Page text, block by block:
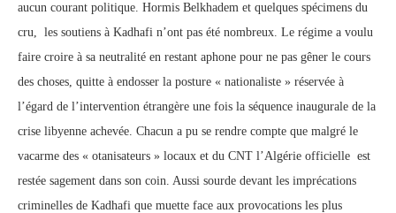
aucun courant politique. Hormis Belkhadem et quelques spécimens du
cru, les soutiens à Kadhafi n’ont pas été nombreux. Le régime a voulu
faire croire à sa neutralité en restant aphone pour ne pas gêner le cours
des choses, quitte à endosser la posture « nationaliste » réservée à
l’égard de l’intervention étrangère une fois la séquence inaugurale de la
crise libyenne achevée. Chacun a pu se rendre compte que malgré le
vacarme des « otanisateurs » locaux et du CNT l’Algérie officielle est
restée sagement dans son coin. Aussi sourde devant les imprécations
criminelles de Kadhafi que muette face aux provocations les plus